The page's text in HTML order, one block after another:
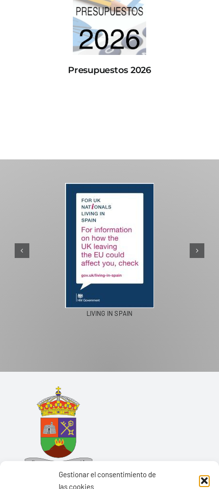
Gestionar el consentimiento de
las cookies
Presupuestos 2026
LIVING IN SPAIN